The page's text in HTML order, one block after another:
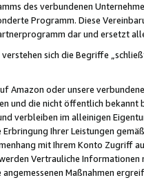
des verbundenen
Programm. Diese
dar und ersetzt
sich die Begriffe
Amazon oder unsere
und die nicht öffentlich
verbleiben im alleinigen
Ihrer Leistungen
mit Ihrem Konto
Vertrauliche
Maßnahmen